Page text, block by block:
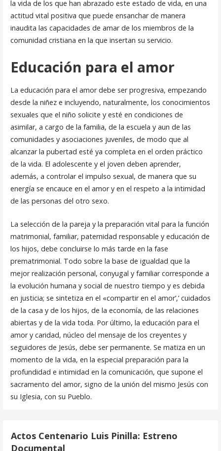
la vida de los que han abrazado este estado de vida, en una
actitud vital positiva que puede ensanchar de manera
inaudita las capacidades de amar de los miembros de la
comunidad cristiana en la que insertan su servicio.
Educación para el amor
La educación para el amor debe ser progresiva, empezando
desde la niñez e incluyendo, naturalmente, los conocimientos
sexuales que el niño solicite y esté en condiciones de
asimilar, a cargo de la familia, de la escuela y aun de las
comunidades y asociaciones juveniles, de modo que al
alcanzar la pubertad esté ya completa en el orden práctico
de la vida. El adolescente y el joven deben aprender,
además, a controlar el im­pulso sexual, de manera que su
energía se encauce en el amor y en el respeto a la intimidad
de las personas del otro sexo.
La selección de la pareja y la preparación vital para la función
matri­monial, familiar, paternidad responsable y educación de
los hijos, debe concluirse lo más tarde en la fase
prematrimonial. Todo sobre la base de igualdad que la
mejor realización personal, conyugal y familiar corres­ponde a
la evolución humana y social de nuestro tiempo y es debida
en justicia; se sintetiza en el «compartir en el amor’,’ cuidados
de la casa y de los hijos, de la economía, de las relaciones
abiertas y de la vida toda. Por último, la educación para el
amor y caridad, núcleo del mensaje de los creyentes y
seguidores de Jesús, debe ser permanente. Se matiza en un
momento de la vida, en la especial preparación para la
profun­didad e intimidad en la comunicación, que supone el
sacramento del amor, signo de la unión del mismo Jesús con
su Iglesia, con su Pueblo.
Actos Centenario Luis Pinilla: Estreno
Documental